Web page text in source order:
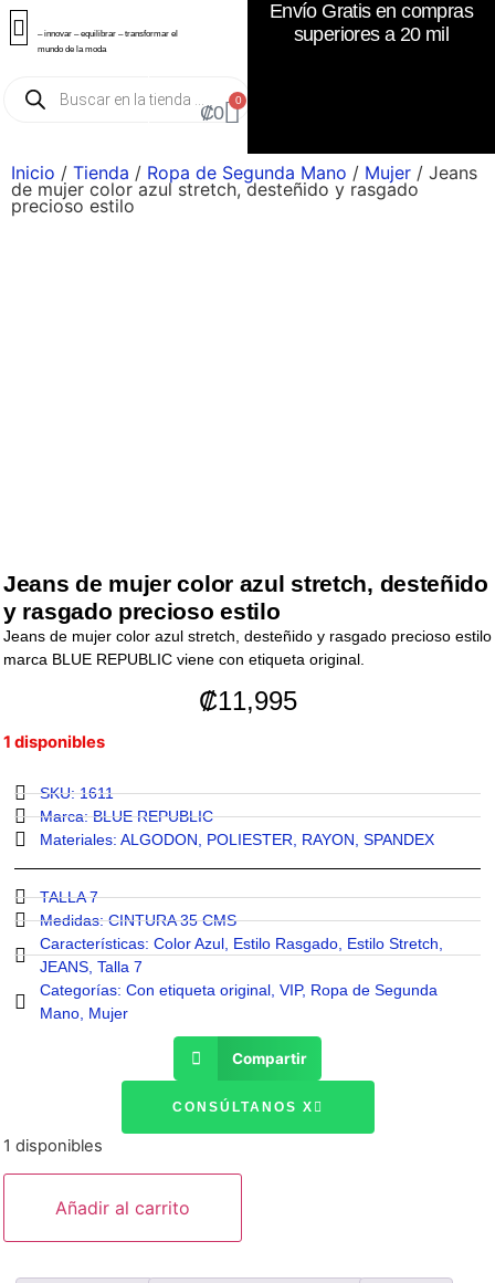
– innovar – equilibrar – transformar el
mundo de la moda
₡0
0
Envío Gratis en compras
superiores a 20 mil
Inicio / Tienda / Ropa de Segunda Mano / Mujer / Jeans
de mujer color azul stretch, desteñido y rasgado
precioso estilo
Jeans de mujer color azul stretch, desteñido
y rasgado precioso estilo
Jeans de mujer color azul stretch, desteñido y rasgado precioso estilo
marca BLUE REPUBLIC viene con etiqueta original.
₡11,995
1 disponibles
SKU: 1611
Marca:BLUE REPUBLIC
Materiales: ALGODON POLIESTER RAYON SPANDEX
TALLA 7
Medidas:CINTURA 35 CMS
Características: Color Azul Estilo Rasgado Estilo Stretch
JEANS Talla 7
Categorías: Con etiqueta original VIP, Ropa de Segunda
Mano Mujer
Compartir
CONSÚLTANOS X
1 disponibles
Añadir al carrito